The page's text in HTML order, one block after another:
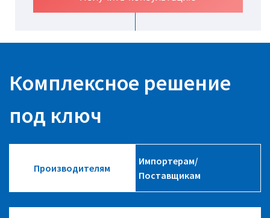
Комплексное решение
под ключ
Производителям
Импортерам/
Поставщикам